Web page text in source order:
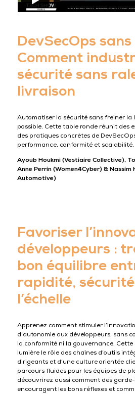
DevSecOps sans
Comment
sécurité sans
livraison
Automatiser la sécurité sans freiner la
possible. Cette table ronde réunit des
des pratiques concrètes de
performance, conformité et scalabilité.
Ayoub Houkmi (Vestiaire Collective),
Anne Perrin (Women4Cyber) & Nassim
Automotive)
Favoriser
développeurs :
bon équilibre
rapidité,
l’échelle
Apprenez comment stimuler
d’autonomie aux développeurs, sans
la conformité ni la gouvernance. Cette
lumière le rôle des chaînes d’outils
dirigeants et d’une culture orientée
parcours fluides pour les équipes de
découvrirez aussi comment des
encouragent les bons réflexes et